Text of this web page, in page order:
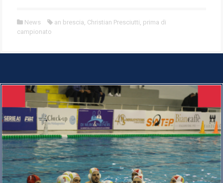
News an brescia, Christian Presciutti, prima di
campionato